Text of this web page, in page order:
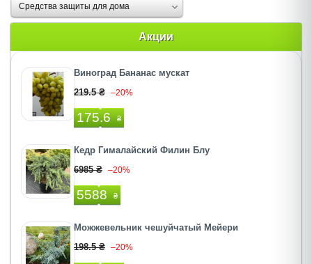
Средства защиты для дома
Акции
Виноград Бананас мускат
219.5 ₴ –20%
175.6 ₴
Кедр Гималайский Филин Блу
6985 ₴ –20%
5588 ₴
Можжевельник чешуйчатый Мейери
198.5 ₴ –20%